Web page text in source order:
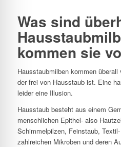
Was sind
kommen sie
Hausstaubmilben kommen
der frei von Hausstaub ist. Eine
leider eine Illusion.
Hausstaub besteht aus einem
menschlichen Epithel- also
Schimmelpilzen, Feinstaub,
zahlreichen Mikroben und deren